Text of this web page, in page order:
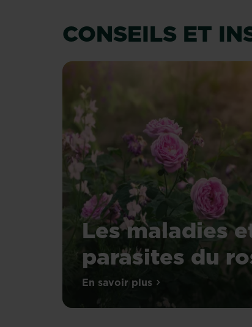
CONSEILS ET
Les maladies
parasites du
En savoir plussur Les maladies et